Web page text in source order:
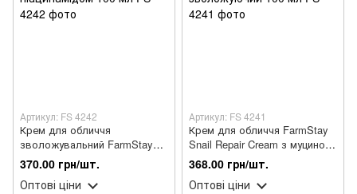
Артикул: FS 4242
Крем для обличчя
зволожувальний FarmStay
O2 Aqua Cream кисневий з
ніацинамідом 100 мл
370.00 грн/шт.
Оптові ціни
Артикул: FS 4241
Крем для обличчя FarmStay
Snail Repair Cream з муцином
равлика зволожуючий 100
мл
368.00 грн/шт.
Оптові ціни